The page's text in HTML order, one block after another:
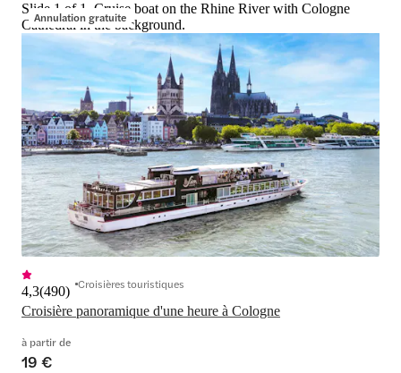
Annulation gratuite
Slide 1 of 1, Cruise boat on the Rhine River with Cologne
Cathedral in the background.
Croisière panoramique d'une heure à Cologne
4,3(490) Croisières touristiques
à partir de
19 €